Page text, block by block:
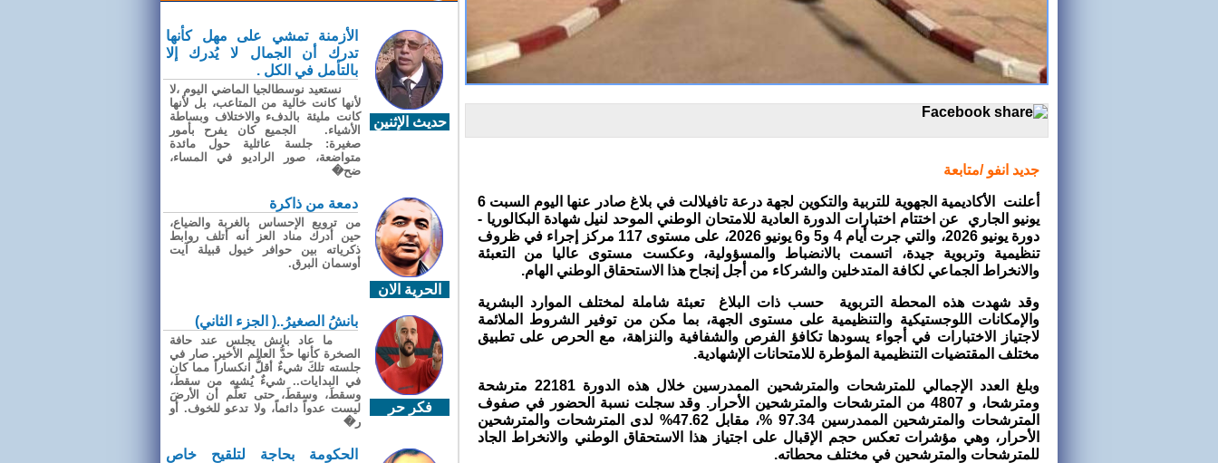
جديد انفو /متابعة
أعلنت الأكاديمية الجهوية للتربية والتكوين لجهة درعة تافيلالت في بلاغ صادر عنها اليوم السبت 6
يونيو الجاري عن اختتام اختبارات الدورة العادية للامتحان الوطني الموحد لنيل شهادة البكالوريا -
دورة يونيو 2026، والتي جرت أيام 4 و5 و6 يونيو 2026، على مستوى 117 مركز إجراء في ظروف
تنظيمية وتربوية جيدة، اتسمت بالانضباط والمسؤولية، وعكست مستوى عاليا من التعبئة
والانخراط الجماعي لكافة المتدخلين والشركاء من أجل إنجاح هذا الاستحقاق الوطني الهام.
وقد شهدت هذه المحطة التربوية حسب ذات البلاغ تعبئة شاملة لمختلف الموارد البشرية
والإمكانات اللوجستيكية والتنظيمية على مستوى الجهة، بما مكن من توفير الشروط الملائمة
لاجتياز الاختبارات في أجواء يسودها تكافؤ الفرص والشفافية والنزاهة، مع الحرص على تطبيق
مختلف المقتضيات التنظيمية المؤطرة للامتحانات الإشهادية.
وبلغ العدد الإجمالي للمترشحات والمترشحين الممدرسين خلال هذه الدورة 22181 مترشحة
ومترشحا، و 4807 من المترشحات والمترشحين الأحرار. وقد سجلت نسبة الحضور في صفوف
المترشحات والمترشحين الممدرسين 97.34 %، مقابل 47.62% لدى المترشحات والمترشحين
الأحرار، وهي مؤشرات تعكس حجم الإقبال على اجتياز هذا الاستحقاق الوطني والانخراط الجاد
للمترشحات والمترشحين في مختلف محطاته.
حديث الإثنين
الأزمنة تمشي على مهل كأنها
تدرك أن الجمال لا يُدرك إلا
بالتأمل في الكل .
نستعيد نوسطالجيا الماضي اليوم ،لا
لأنها كانت خالية من المتاعب، بل لأنها
كانت مليئة بالدفء والاختلاف وبساطة
الأشياء. الجميع كان يفرح بأمور
صغيرة: جلسة عائلية حول مائدة
متواضعة، صور الراديو في المساء،
ضح�
الحرية الان
دمعة من ذاكرة
من ترويع الإحساس بالغربة والضياع،
حين أدرك مناد العز أنه أتلف روابط
ذكرياته بين حوافر خيول قبيلة آيت
أوسمان البرق.
فكر حر
بانشُ الصغيرُ..( الجزء الثاني)
ما عاد بانش يجلس عند حافة
الصخرة كأنها حدُّ العالم الأخير. صار في
جلسته تلكَ شيءٌ أقلُّ انكساراً مما كان
في البدايات.. شيءٌ يُشبِه من سقطَ،
وسقطَ، وسقطَ، حتى تعلّم أن الأرضَ
ليست عدواً دائماً، ولا تدعو للخوف. أو
ر�
الحكومة بحاجة لتلقيح خاص